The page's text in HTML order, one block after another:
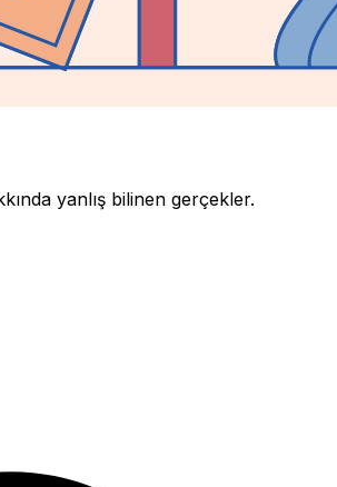
yanlış bilinen gerçekler.